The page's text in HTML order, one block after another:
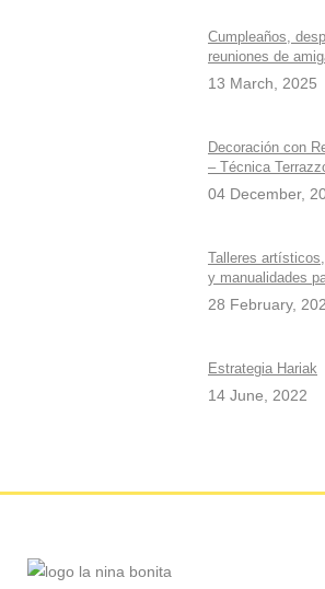
Cumpleaños,
reuniones de
13 March, 2025
Decoración con
– Técnica
04 December,
Talleres
y manualidades
28 February,
Estrategia Hariak
14 June, 2022